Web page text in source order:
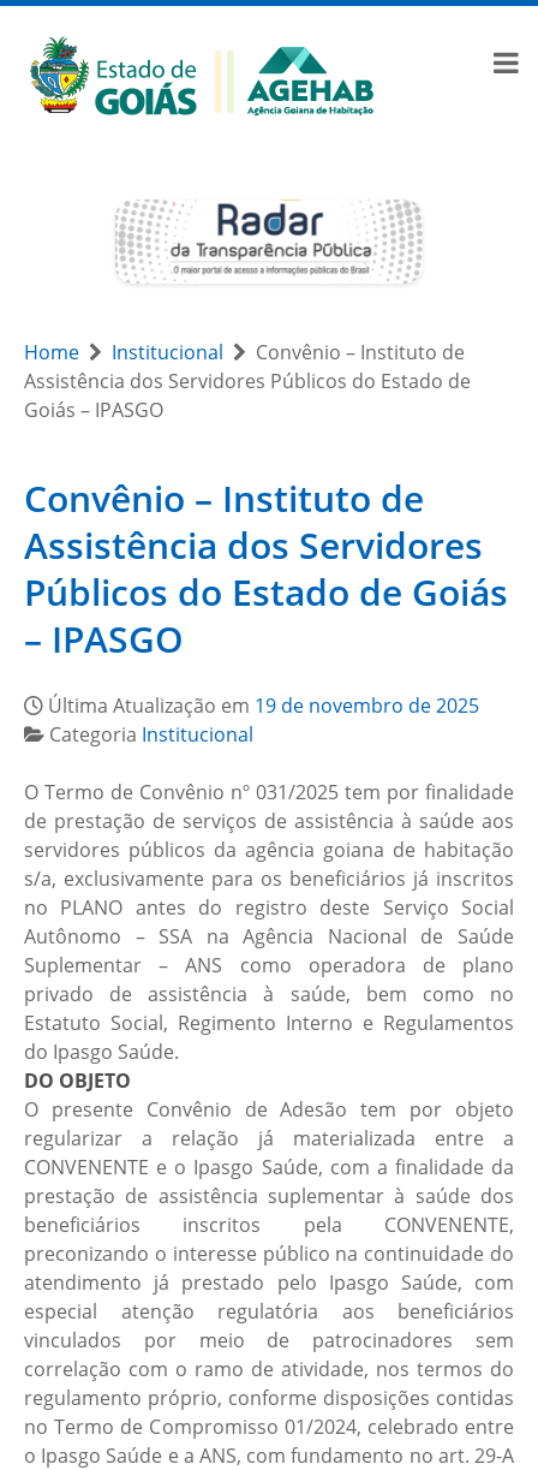
Home Institucional
Convênio – Instituto de
Assistência dos Servidores Públicos do Estado de
Goiás – IPASGO
Convênio – Instituto de
Assistência dos Servidores
Públicos do Estado de Goiás
– IPASGO
Última Atualização em 19 de novembro de 2025
Categoria Institucional
O Termo de Convênio nº 031/2025 tem por finalidade
de prestação de serviços de assistência à saúde aos
servidores públicos da agência goiana de habitação
s/a, exclusivamente para os beneficiários já inscritos
no PLANO antes do registro deste Serviço Social
Autônomo – SSA na Agência Nacional de Saúde
Suplementar – ANS como operadora de plano
privado de assistência à saúde, bem como no
Estatuto Social, Regimento Interno e Regulamentos
do Ipasgo Saúde.
DO OBJETO
O presente Convênio de Adesão tem por objeto
regularizar a relação já materializada entre a
CONVENENTE e o Ipasgo Saúde, com a finalidade da
prestação de assistência suplementar à saúde dos
beneficiários inscritos pela CONVENENTE,
preconizando o interesse público na continuidade do
atendimento já prestado pelo Ipasgo Saúde, com
especial atenção regulatória aos beneficiários
vinculados por meio de patrocinadores sem
correlação com o ramo de atividade, nos termos do
regulamento próprio, conforme disposições contidas
no Termo de Compromisso 01/2024, celebrado entre
o Ipasgo Saúde e a ANS, com fundamento no art. 29-A